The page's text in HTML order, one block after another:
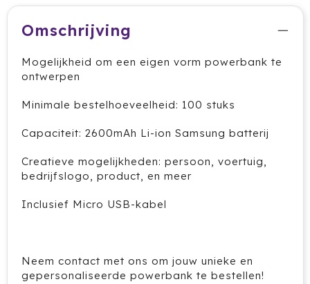
Correctbook
Craft
Cricket
Cutter & Buck
Dopper
Elevate
Fitz Living
Fruit Of The Loom
Omschrijving
Mogelijkheid om een eigen vorm powerbank te
ontwerpen
Minimale bestelhoeveelheid: 100 stuks
Capaciteit: 2600mAh Li-ion Samsung batterij
Creatieve mogelijkheden: persoon, voertuig,
bedrijfslogo, product, en meer
Inclusief Micro USB-kabel
Neem contact met ons om jouw unieke en
gepersonaliseerde powerbank te bestellen!